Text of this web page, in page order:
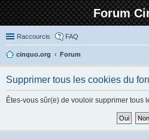
Forum
Raccourcis FAQ
cinquo.org
Forum
Supprimer tous les cookies du
Êtes-vous sûr(e) de vouloir supprimer tous